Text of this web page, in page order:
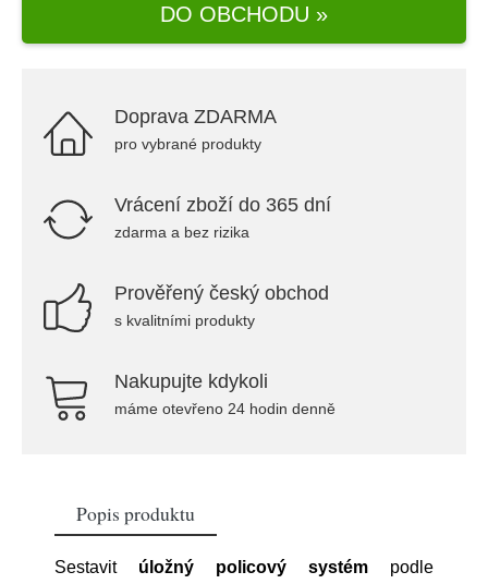
DO OBCHODU »
Doprava ZDARMA
pro vybrané produkty
Vrácení zboží do 365 dní
zdarma a bez rizika
Prověřený český obchod
s kvalitními produkty
Nakupujte kdykoli
máme otevřeno 24 hodin denně
Popis produktu
Sestavit úložný policový systém podle